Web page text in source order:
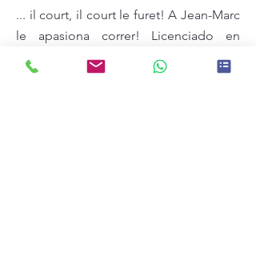
... il court, il court le furet! A Jean-Marc
le apasiona correr!
Licenciado en
Interpretación de Jazz por la
Universidad de Évora, estudió en los